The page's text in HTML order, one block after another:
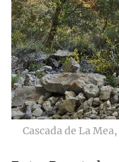
Cascada de La